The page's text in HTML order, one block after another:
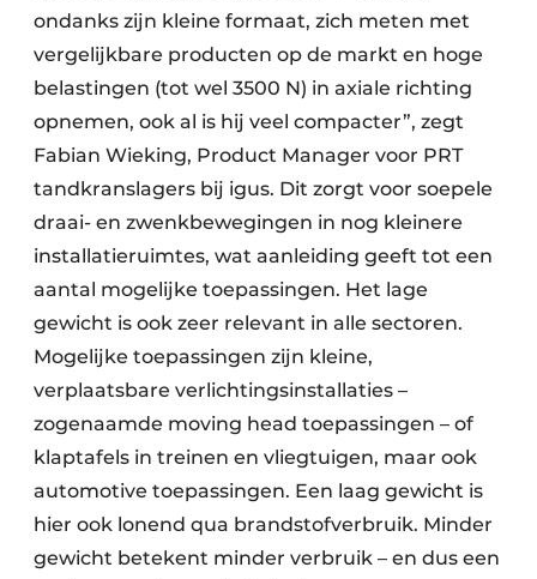
ondanks zijn kleine formaat, zich meten met
vergelijkbare producten op de markt en hoge
belastingen (tot wel 3500 N) in axiale richting
opnemen, ook al is hij veel compacter”, zegt
Fabian Wieking, Product Manager voor PRT
tandkranslagers bij igus. Dit zorgt voor soepele
draai- en zwenkbewegingen in nog kleinere
installatieruimtes, wat aanleiding geeft tot een
aantal mogelijke toepassingen. Het lage
gewicht is ook zeer relevant in alle sectoren.
Mogelijke toepassingen zijn kleine,
verplaatsbare verlichtingsinstallaties –
zogenaamde moving head toepassingen – of
klaptafels in treinen en vliegtuigen, maar ook
automotive toepassingen. Een laag gewicht is
hier ook lonend qua brandstofverbruik. Minder
gewicht betekent minder verbruik – en dus een